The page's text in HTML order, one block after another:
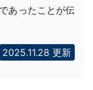
あったことが伝
2025.11.28 更新